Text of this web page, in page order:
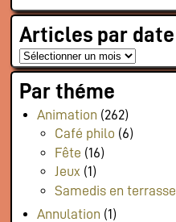
Articles par date
Par théme
Animation (262)
Café philo (6)
Fête (16)
Jeux (1)
Samedis en terrasse
Annulation (1)